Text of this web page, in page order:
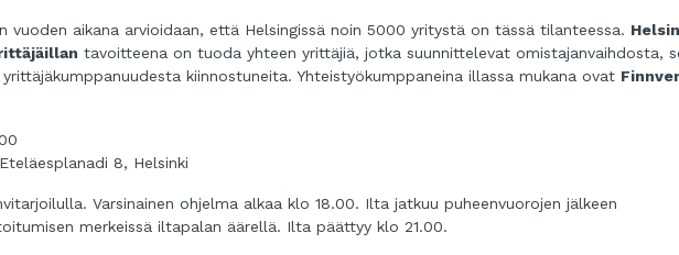
vuoden aikana arvioidaan, että Helsingissä noin 5000 yritystä on tässä tilanteessa.
tavoitteena on tuoda yhteen yrittäjiä, jotka suunnittelevat omistajanvaihdosta,
kiinnostuneita. Yhteistyökumppaneina illassa mukana ovat
8, Helsinki
Varsinainen ohjelma alkaa klo 18.00. Ilta jatkuu puheenvuorojen jälkeen
merkeissä iltapalan äärellä. Ilta päättyy klo 21.00.